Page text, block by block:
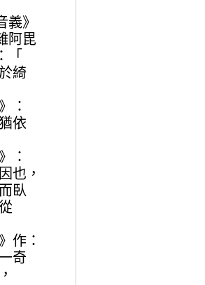
義》
阿毘
「
綺
：
依
：
也，
臥
作：
奇